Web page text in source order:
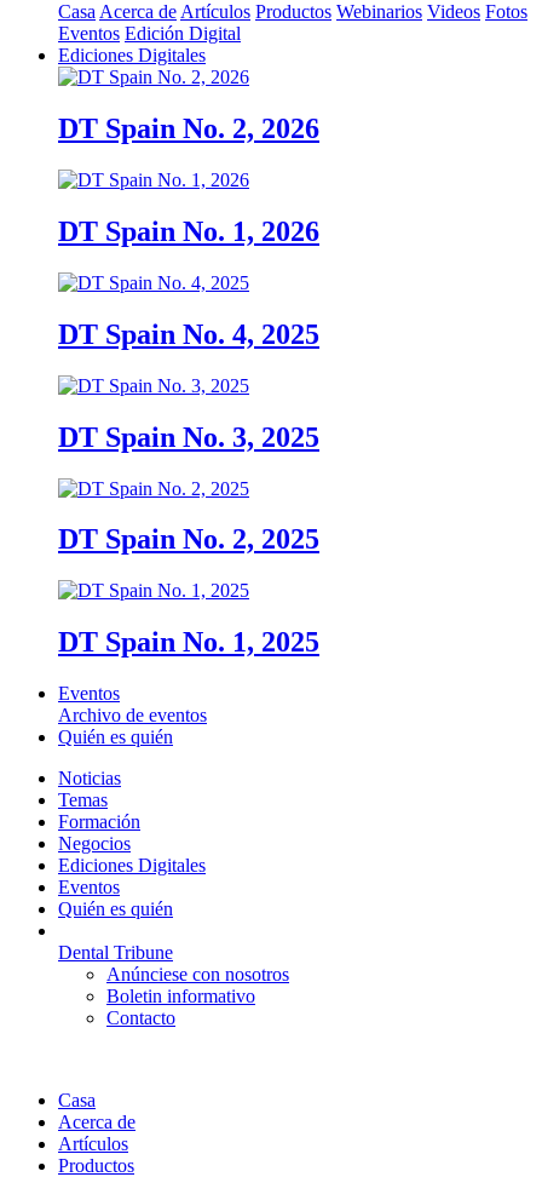
Casa Acerca de Artículos Productos Webinarios Videos Fotos
Eventos Edición Digital
Ediciones Digitales
DT Spain No. 2, 2026
DT Spain No. 1, 2026
DT Spain No. 4, 2025
DT Spain No. 3, 2025
DT Spain No. 2, 2025
DT Spain No. 1, 2025
Eventos
Archivo de eventos
Quién es quién
Noticias
Temas
Formación
Negocios
Ediciones Digitales
Eventos
Quién es quién
Dental Tribune
Anúnciese con nosotros
Boletin informativo
Contacto
Casa
Acerca de
Artículos
Productos